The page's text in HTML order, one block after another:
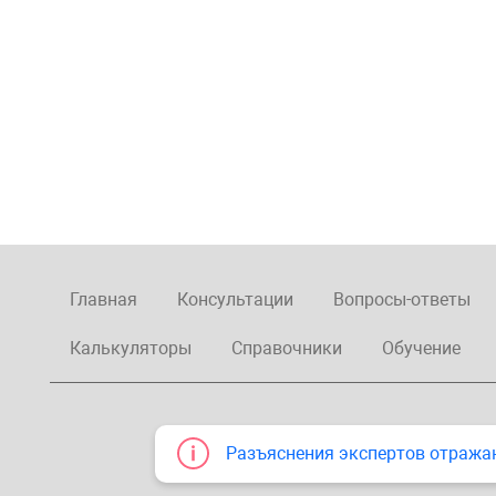
Главная Консультации Вопросы-ответы
Калькуляторы Справочники Обучение
Разъяснения экспертов